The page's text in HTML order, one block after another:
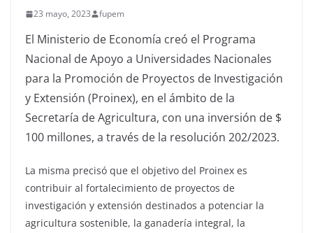
23 mayo, 2023 fupem
El Ministerio de Economía creó el Programa
Nacional de Apoyo a Universidades Nacionales
para la Promoción de Proyectos de Investigación
y Extensión (Proinex), en el ámbito de la
Secretaría de Agricultura, con una inversión de $
100 millones, a través de la resolución 202/2023.
La misma precisó que el objetivo del Proinex es
contribuir al fortalecimiento de proyectos de
investigación y extensión destinados a potenciar la
agricultura sostenible, la ganadería integral, la